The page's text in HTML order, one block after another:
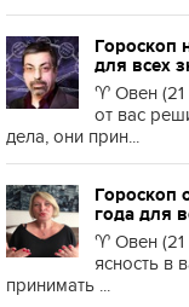
Гороскоп
для всех
♈️ Овен
от вас
дела, они прин...
Гороскоп
года для
♈️ Овен
ясность в
принимать ...